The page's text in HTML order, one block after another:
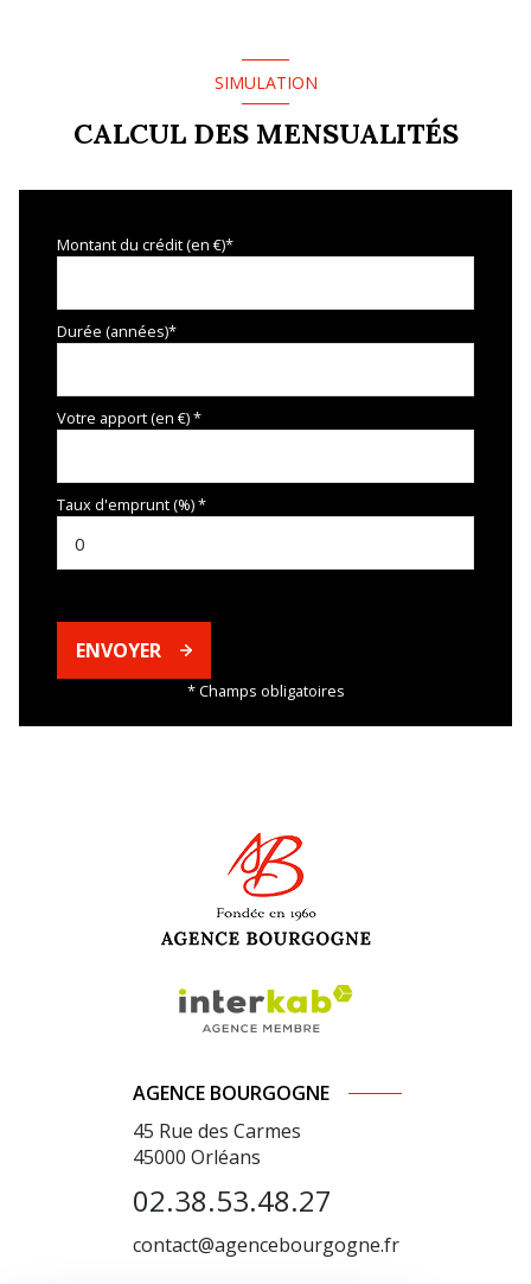
SIMULATION
CALCUL DES MENSUALITÉS
Montant du crédit (en €)*
Durée (années)*
Votre apport (en €) *
Taux d'emprunt (%) *
ENVOYER
* Champs obligatoires
AGENCE BOURGOGNE
45 Rue des Carmes
45000 Orléans
02.38.53.48.27
contact@agencebourgogne.fr